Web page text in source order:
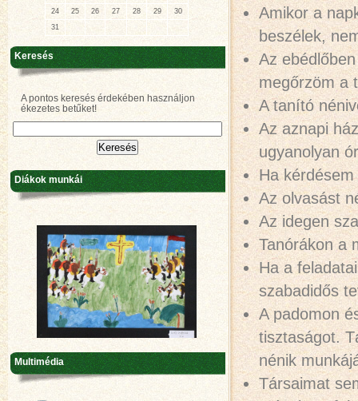
Amikor a
beszélek,
Az
megőrzöm a
A tanító
Az aznapi
ugyanolyan
Ha
Az olvasást
Az idegen
Tanórákon a
Ha a
szabadidős
A padomon
tisztaságot.
nénik
Társaimat
24
25 26 27 28 29
30
31
Keresés
A pontos keresés érdekében használjon
ékezetes betűket!
Diákok munkái
Multimédia